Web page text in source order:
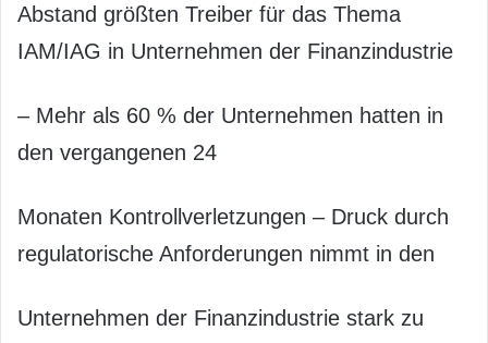
Abstand größten Treiber für das Thema
IAM/IAG in Unternehmen der Finanzindustrie
– Mehr als 60 % der Unternehmen hatten in
den vergangenen 24
Monaten Kontrollverletzungen – Druck durch
regulatorische Anforderungen nimmt in den
Unternehmen der Finanzindustrie stark zu